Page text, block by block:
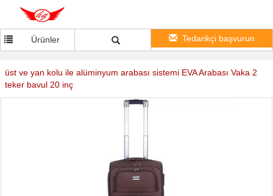
Ürünler Tedarikçi başvurun
üst ve yan kolu ile alüminyum arabası sistemi EVA Arabası Vaka 2
teker bavul 20 inç